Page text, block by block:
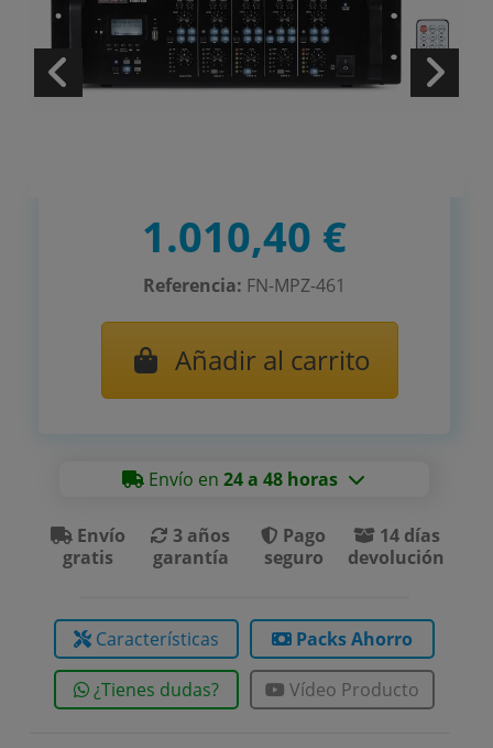
1.010,40 €
Referencia: FN-MPZ-461
Añadir al carrito
Envío en24 a 48 horas
Envío
gratis
3 años
garantía
Pago
seguro
14 días
devolución
Características Packs Ahorro
¿Tienes dudas? Vídeo Producto